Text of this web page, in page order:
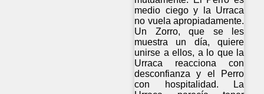
medio ciego y la Urraca
no vuela apropiadamente.
Un Zorro, que se les
muestra un día, quiere
unirse a ellos, a lo que la
Urraca reacciona con
desconfianza y el Perro
con hospitalidad. La